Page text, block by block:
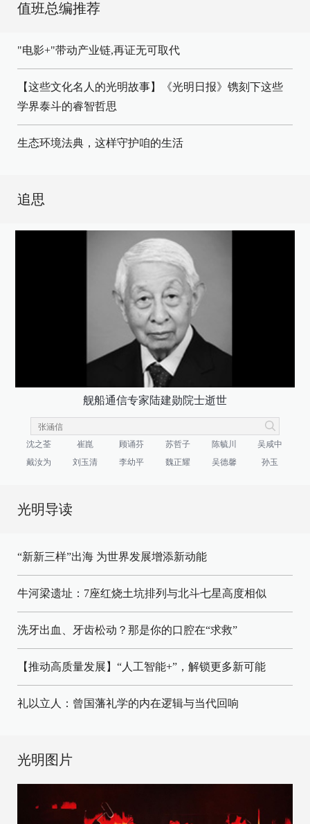
值班总编推荐
"电影+"带动产业链,再证无可取代
【这些文化名人的光明故事】《光明日报》镌刻下这些
学界泰斗的睿智哲思
生态环境法典，这样守护咱的生活
追思
舰船通信专家陆建勋院士逝世
沈之荃 崔崑 顾诵芬 苏哲子 陈毓川
吴咸中
戴汝为
刘玉清 李幼平 魏正耀 吴德馨 孙玉
光明导读
“新新三样”出海 为世界发展增添新动能
牛河梁遗址：7座红烧土坑排列与北斗七星高度相似
洗牙出血、牙齿松动？那是你的口腔在“求救”
【推动高质量发展】“人工智能+”，解锁更多新可能
礼以立人：曾国藩礼学的内在逻辑与当代回响
光明图片